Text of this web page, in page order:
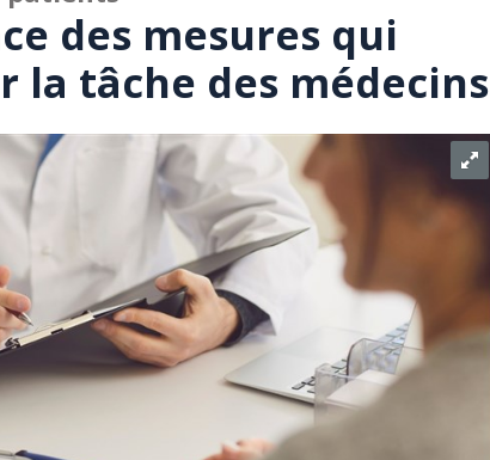
des mesures qui
la tâche des médecins